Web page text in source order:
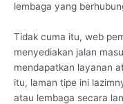
lembaga yang
Tidak cuma itu, web
menyediakan jalan
mendapatkan layanan
itu, laman tipe ini
atau lembaga secara